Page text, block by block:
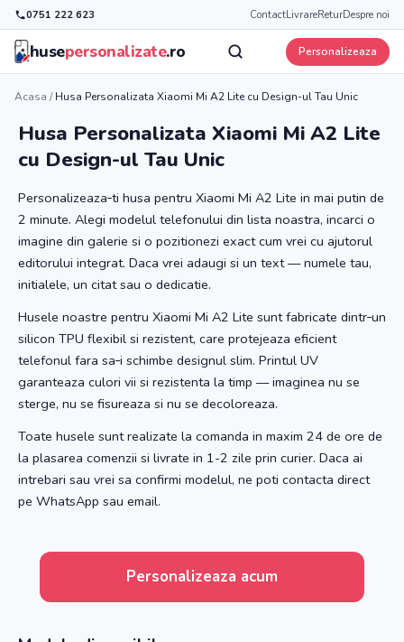
0751 222 623 ContactLivrareReturDespre noi
husepersonalizate.ro Personalizeaza
Acasa /Husa Personalizata Xiaomi Mi A2 Lite cu Design-ul Tau Unic
Husa Personalizata Xiaomi Mi A2 Lite
cu Design-ul Tau Unic
Personalizeaza‑ti husa pentru Xiaomi Mi A2 Lite in mai putin de
2 minute. Alegi modelul telefonului din lista noastra, incarci o
imagine din galerie si o pozitionezi exact cum vrei cu ajutorul
editorului integrat. Daca vrei adaugi si un text — numele tau,
initialele, un citat sau o dedicatie.
Husele noastre pentru Xiaomi Mi A2 Lite sunt fabricate dintr‑un
silicon TPU flexibil si rezistent, care protejeaza eficient
telefonul fara sa‑i schimbe designul slim. Printul UV
garanteaza culori vii si rezistenta la timp — imaginea nu se
sterge, nu se fisureaza si nu se decoloreaza.
Toate husele sunt realizate la comanda in maxim 24 de ore de
la plasarea comenzii si livrate in 1-2 zile prin curier. Daca ai
intrebari sau vrei sa confirmi modelul, ne poti contacta direct
pe WhatsApp sau email.
Personalizeaza acum